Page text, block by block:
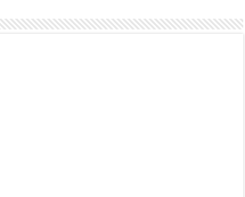
гаргаж, иргэдэд
шийдвэрлэх
ашиг сонирхлыг
ашиглалтад
барилгажуулна